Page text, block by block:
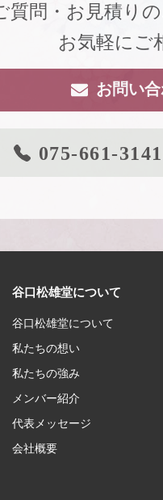
質問・お見積り
お気軽にご
お問い
075-661-3141
谷口松雄堂について
谷口松雄堂について
私たちの想い
私たちの強み
メンバー紹介
代表メッセージ
会社概要